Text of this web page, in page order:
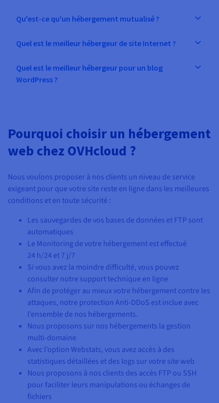
Qu'est-ce qu'un hébergement mutualisé ?
Quel est le meilleur hébergeur de site Internet ?
Quel est le meilleur hébergeur pour un blog
WordPress ?
Pourquoi choisir un hébergement
web chez OVHcloud ?
Nous voulons proposer à nos clients un niveau de service
exigeant pour que votre site reste en ligne dans les meilleures
conditions et en toute sécurité :
Les sauvegardes de vos bases de données et FTP sont
automatiques
Le Monitoring de votre hébergement est effectué
24 h/24 et 7 j/7
Si vous avez la moindre difficulté, vous pouvez
consulter notre support technique en ligne
Afin de protéger au mieux votre hébergement contre les
attaques, notre protection Anti-DDoS est inclue avec
l’ensemble de nos hébergements.
Nous proposons sur nos hébergements la gestion
multi-domaine
Avec l’option Webstats, vous avez accès à des
statistiques détaillées et des logs sur votre site web
Nous proposons à nos clients des accès FTP ou SSH
pour faciliter leurs manipulations ou échanges de
fichiers